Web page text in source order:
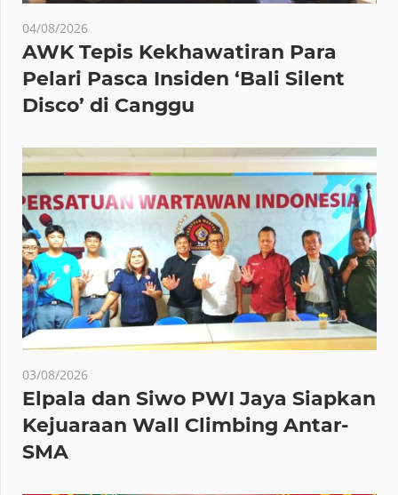
04/08/2026
AWK Tepis Kekhawatiran Para
Pelari Pasca Insiden ‘Bali Silent
Disco’ di Canggu
03/08/2026
Elpala dan Siwo PWI Jaya Siapkan
Kejuaraan Wall Climbing Antar-
SMA